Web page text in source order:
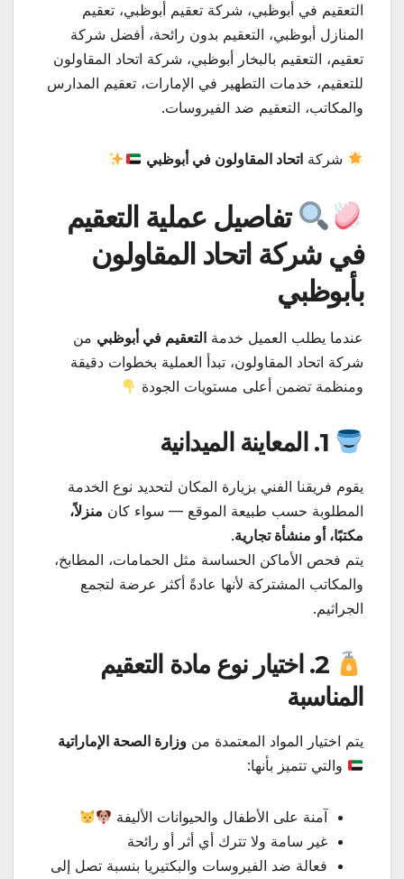
التعقيم في أبوظبي، شركة تعقيم أبوظبي، تعقيم
المنازل أبوظبي، التعقيم بدون رائحة، أفضل شركة
تعقيم، التعقيم بالبخار أبوظبي، شركة اتحاد المقاولون
للتعقيم، خدمات التطهير في الإمارات، تعقيم المدارس
والمكاتب، التعقيم ضد الفيروسات.
شركةاتحاد المقاولون في أبوظبي
تفاصيل عملية التعقيم
في شركة اتحاد المقاولون
بأبوظبي
عندما يطلب العميل خدمة التعقيم في أبوظبي من
شركة اتحاد المقاولون، تبدأ العملية بخطوات دقيقة
ومنظمة تضمن أعلى مستويات الجودة
يقوم فريقنا الفني بزيارة المكان لتحديد نوع الخدمة
المطلوبة حسب طبيعة الموقع — سواء كان منزلاً،
مكتبًا، أو منشأة تجارية.
يتم فحص الأماكن الحساسة مثل الحمامات، المطابخ،
والمكاتب المشتركة لأنها عادةً أكثر عرضة لتجمع
الجراثيم.
2. اختيار نوع مادة التعقيم
المناسبة
يتم اختيار المواد المعتمدة من وزارة الصحة الإماراتية
والتي تتميز بأنها:
آمنة على الأطفال والحيوانات الأليفة
غير سامة ولا تترك أي أثر أو رائحة
فعالة ضد الفيروسات والبكتيريا بنسبة تصل إلى